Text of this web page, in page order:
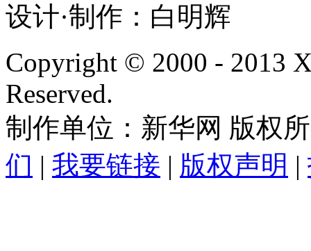
设计·制作：白明辉
Copyright © 2000 - 2013
Reserved.
制作单位：新华网 版权
们 | 我要链接 | 版权声明 |